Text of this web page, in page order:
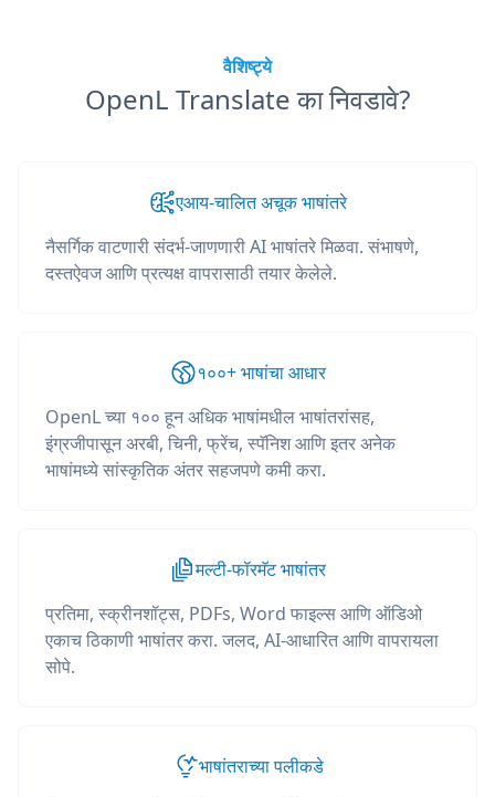
वैशिष्ट्ये
OpenL Translate का निवडावे?
एआय-चालित अचूक भाषांतरे
नैसर्गिक वाटणारी संदर्भ-जाणणारी AI भाषांतरे मिळवा. संभाषणे,
दस्तऐवज आणि प्रत्यक्ष वापरासाठी तयार केलेले.
१००+ भाषांचा आधार
OpenL च्या १०० हून अधिक भाषांमधील भाषांतरांसह,
इंग्रजीपासून अरबी, चिनी, फ्रेंच, स्पॅनिश आणि इतर अनेक
भाषांमध्ये सांस्कृतिक अंतर सहजपणे कमी करा.
मल्टी-फॉरमॅट भाषांतर
प्रतिमा, स्क्रीनशॉट्स, PDFs, Word फाइल्स आणि ऑडिओ
एकाच ठिकाणी भाषांतर करा. जलद, AI-आधारित आणि वापरायला
सोपे.
भाषांतराच्या पलीकडे